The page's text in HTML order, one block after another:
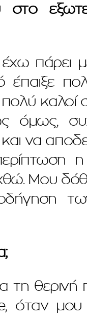
πάρει
έπαιξε
καλοί
όμως,
και να
η
Μου
τη θερινή
όταν